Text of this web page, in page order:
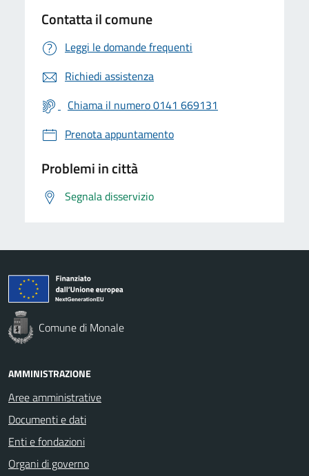
Contatta il comune
Leggi le domande frequenti
Richiedi assistenza
Chiama il numero 0141 669131
Prenota appuntamento
Problemi in città
Segnala disservizio
Comune di Monale
AMMINISTRAZIONE
Aree amministrative
Documenti e dati
Enti e fondazioni
Organi di governo